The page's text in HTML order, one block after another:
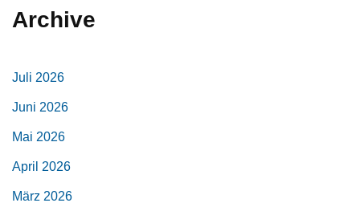
Archive
Juli 2026
Juni 2026
Mai 2026
April 2026
März 2026